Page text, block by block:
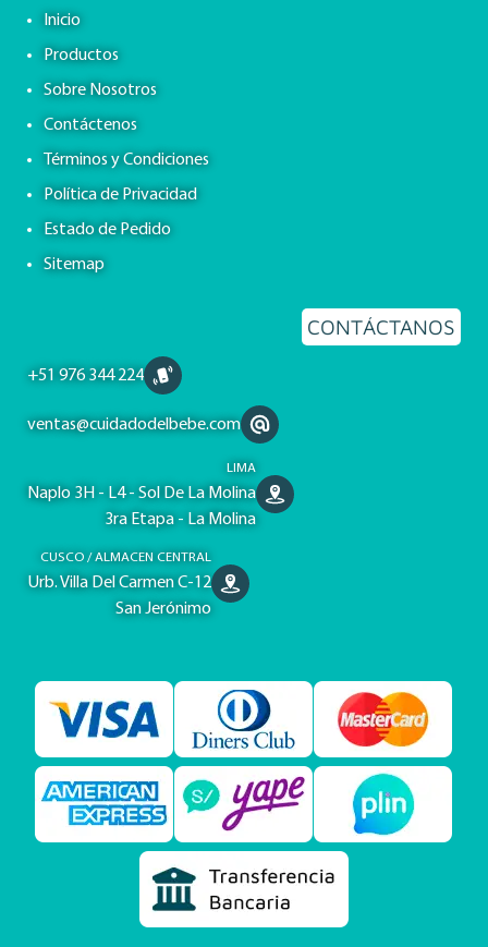
Inicio
Productos
Sobre Nosotros
Contáctenos
Términos y Condiciones
Política de Privacidad
Estado de Pedido
Sitemap
CONTÁCTANOS
+51 976 344 224
ventas@cuidadodelbebe.com
LIMA
Naplo 3H - L4 - Sol De La Molina
3ra Etapa - La Molina
CUSCO / ALMACEN CENTRAL
Urb. Villa Del Carmen C-12
San Jerónimo